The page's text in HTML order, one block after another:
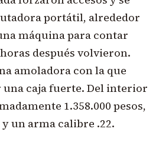
portátil, alrededor
máquina para contar
después volvieron.
amoladora con la que
caja fuerte. Del interior
1.358.000 pesos,
un arma calibre .22.